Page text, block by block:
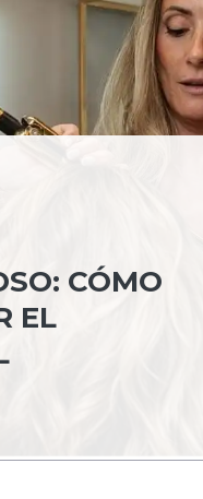
CÓMO
EL